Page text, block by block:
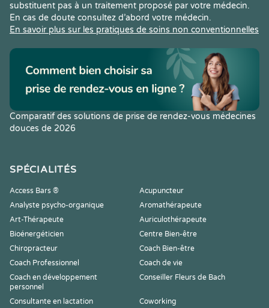
substituent pas à un traitement proposé par votre médecin.
En cas de doute consultez d’abord votre médecin.
En savoir plus sur les pratiques de soins non conventionnelles
Comparatif des solutions de prise de rendez-vous médecines
douces de 2026
SPÉCIALITÉS
Access Bars ®
Acupuncteur
Analyste psycho-organique
Aromathérapeute
Art-Thérapeute
Auriculothérapeute
Bioénergéticien
Centre Bien-être
Chiropracteur
Coach Bien-être
Coach Professionnel
Coach de vie
Coach en développement
personnel
Conseiller Fleurs de Bach
Consultante en lactation
Coworking